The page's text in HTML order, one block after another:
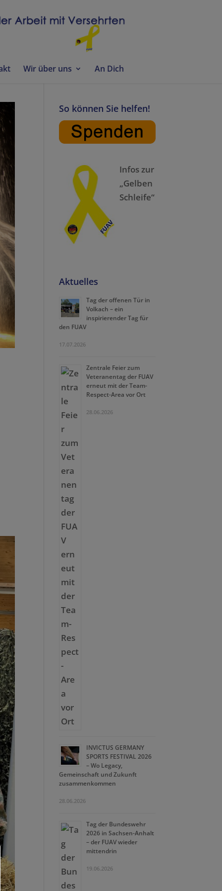
Wir über uns An Dich
So können Sie helfen!
Infos zur
„Gelben
Schleife“
Aktuelles
Tag der offenen Tür in
Volkach – ein
inspirierender Tag für
den FUAV
17.07.2026
Zentrale Feier zum
Veteranentag der FUAV
erneut mit der Team-
Respect-Area vor Ort
28.06.2026
INVICTUS GERMANY
SPORTS FESTIVAL 2026
– Wo Legacy,
Gemeinschaft und Zukunft
zusammenkommen
28.06.2026
Tag der Bundeswehr
2026 in Sachsen-Anhalt
– der FUAV wieder
mittendrin
19.06.2026